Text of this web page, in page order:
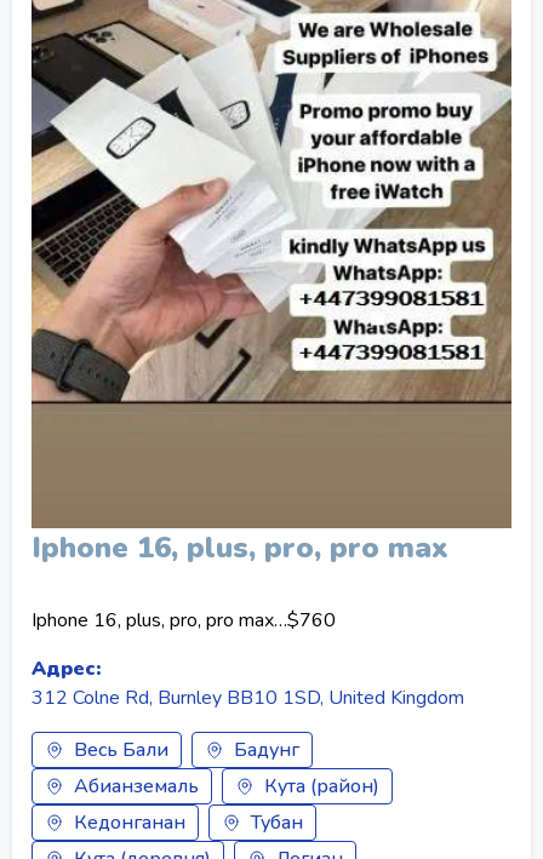
Iphone 16, plus, pro, pro max
Iphone 16, plus, pro, pro max…$760
Адрес:
312 Colne Rd, Burnley BB10 1SD, United Kingdom
Весь Бали
Бадунг
Абианземаль
Кута (район)
Кедонганан
Тубан